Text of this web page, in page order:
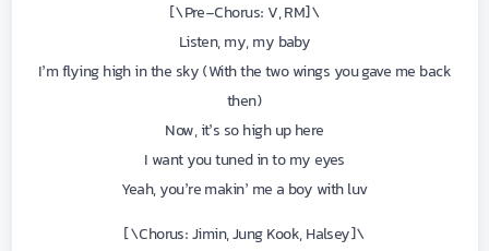
\[Pre-Chorus: V, RM\]
Listen, my, my baby
I’m flying high in the sky (With the two wings you gave me back
then)
Now, it’s so high up here
I want you tuned in to my eyes
Yeah, you’re makin’ me a boy with luv
\[Chorus: Jimin, Jung Kook, Halsey\]